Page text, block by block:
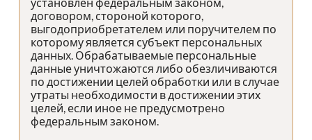
договором, стороной которого,
выгодоприобретателем или поручителем по
которому является субъект персональных
данных. Обрабатываемые персональные
данные уничтожаются либо обезличиваются
по достижении целей обработки или в случае
утраты необходимости в достижении этих
целей, если иное не предусмотрено
федеральным законом.